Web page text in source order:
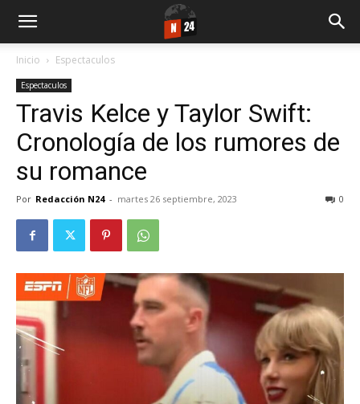
Inicio Espectaculos
Espectaculos
Travis Kelce y Taylor Swift:
Cronología de los rumores de
su romance
Por Redacción N24 - martes 26 septiembre, 2023 0